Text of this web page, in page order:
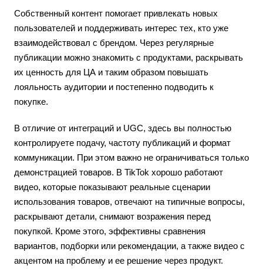
Собственный контент помогает привлекать новых
пользователей и поддерживать интерес тех, кто уже
взаимодействовал с брендом. Через регулярные
публикации можно знакомить с продуктами, раскрывать
их ценность для ЦА и таким образом повышать
лояльность аудитории и постепенно подводить к
покупке.
В отличие от интеграций и UGC, здесь вы полностью
контролируете подачу, частоту публикаций и формат
коммуникации. При этом важно не ограничиваться только
демонстрацией товаров. В TikTok хорошо работают
видео, которые показывают реальные сценарии
использования товаров, отвечают на типичные вопросы,
раскрывают детали, снимают возражения перед
покупкой. Кроме этого, эффективны сравнения
вариантов, подборки или рекомендации, а также видео с
акцентом на проблему и ее решение через продукт.